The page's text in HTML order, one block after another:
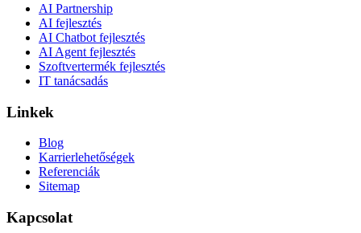
AI Partnership
AI fejlesztés
AI Chatbot fejlesztés
AI Agent fejlesztés
Szoftvertermék fejlesztés
IT tanácsadás
Linkek
Blog
Karrierlehetőségek
Referenciák
Sitemap
Kapcsolat